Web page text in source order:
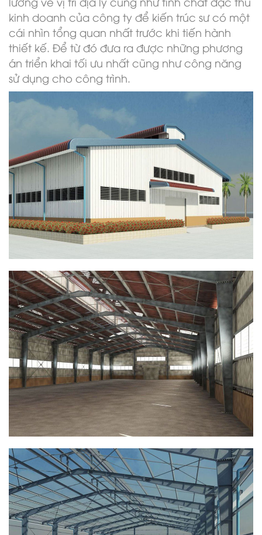
kinh doanh của công ty để kiến trúc sư có một
cái nhìn tổng quan nhất trước khi tiến hành
thiết kế. Để từ đó đưa ra được những phương
án triển khai tối ưu nhất cũng như công năng
sử dụng cho công trình.